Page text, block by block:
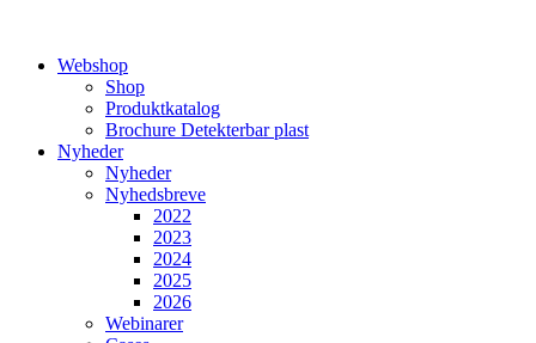
Webshop
Shop
Produktkatalog
Brochure Detekterbar plast
Nyheder
Nyheder
Nyhedsbreve
2022
2023
2024
2025
2026
Webinarer